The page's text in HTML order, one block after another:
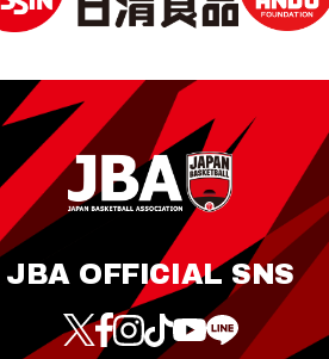
JBA OFFICIAL SNS